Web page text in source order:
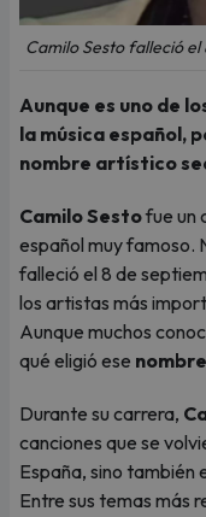
Camilo Sesto falleció
Aunque es uno de
la música español,
nombre artístico
Camilo Sestofue un
español muy famoso.
falleció el 8 de
los artistas más
Aunque muchos
qué eligió ese
Durante su carrera,
canciones que se
España, sino también
Entre sus temas más